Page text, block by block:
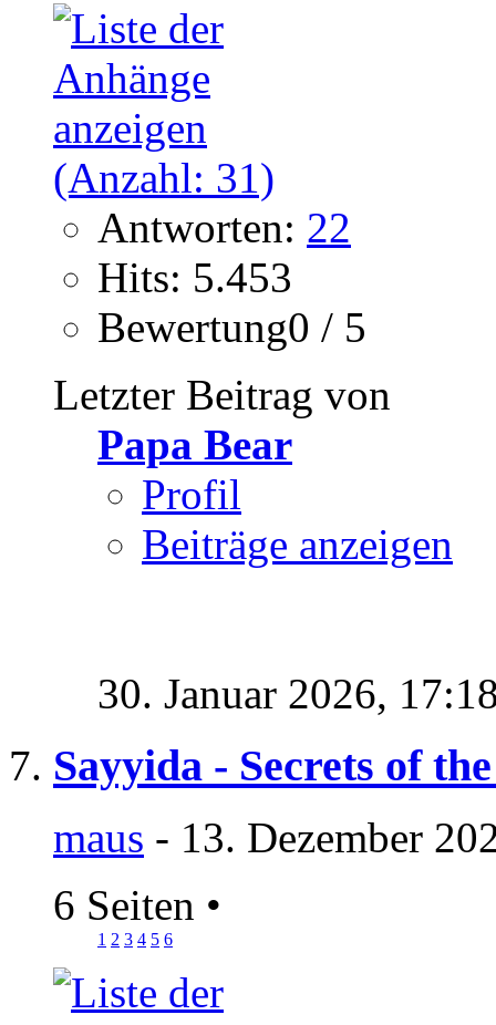
Antworten: 22
Hits: 5.453
Bewertung0 / 5
Letzter Beitrag von
Papa Bear
Profil
Beiträge anzeigen
30. Januar 2026,
Sayyida - Secrets of
maus - 13. Dezember
6 Seiten •
1 2 3 4 5 6